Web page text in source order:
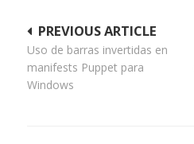
Navegación
de
entradas
PREVIOUS ARTICLE
Uso de barras invertidas en
manifests Puppet para
Windows